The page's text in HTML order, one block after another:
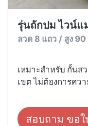
รุ่นถักปม ไวน์
ลวด 8 แถว / สูง
เหมาะสำหรับ กั้นส
เขต ไม่ต้องการคว
สอบถาม ขอใ